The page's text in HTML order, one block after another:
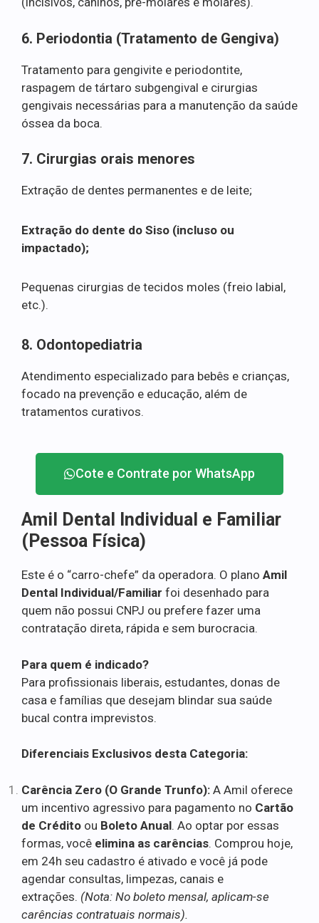
6. Periodontia (Tratamento de Gengiva)
Tratamento para gengivite e periodontite,
raspagem de tártaro subgengival e cirurgias
gengivais necessárias para a manutenção da saúde
óssea da boca.
7. Cirurgias orais menores
Extração de dentes permanentes e de leite;
Extração do dente do Siso (incluso ou
impactado);
Pequenas cirurgias de tecidos moles (freio labial,
etc.).
8. Odontopediatria
Atendimento especializado para bebês e crianças,
focado na prevenção e educação, além de
tratamentos curativos.
Cote e Contrate por WhatsApp
Amil Dental Individual e Familiar
(Pessoa Física)
Este é o “carro-chefe” da operadora. O plano Amil
Dental Individual/Familiar foi desenhado para
quem não possui CNPJ ou prefere fazer uma
contratação direta, rápida e sem burocracia.
Para quem é indicado?
Para profissionais liberais, estudantes, donas de
casa e famílias que desejam blindar sua saúde
bucal contra imprevistos.
Diferenciais Exclusivos desta Categoria:
Carência Zero (O Grande Trunfo): A Amil oferece
um incentivo agressivo para pagamento no Cartão
de Crédito ou Boleto Anual. Ao optar por essas
formas, você elimina as carências. Comprou hoje,
em 24h seu cadastro é ativado e você já pode
agendar consultas, limpezas, canais e
extrações. (Nota: No boleto mensal, aplicam-se
carências contratuais normais).